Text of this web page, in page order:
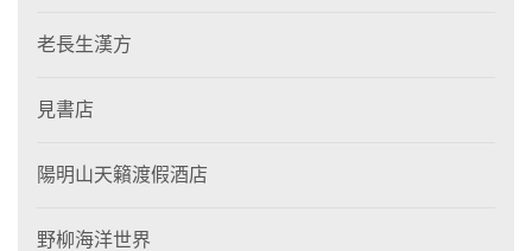
老長生漢方
見書店
陽明山天籟渡假酒店
野柳海洋世界